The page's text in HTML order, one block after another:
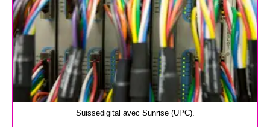
Suissedigital avec Sunrise (UPC).